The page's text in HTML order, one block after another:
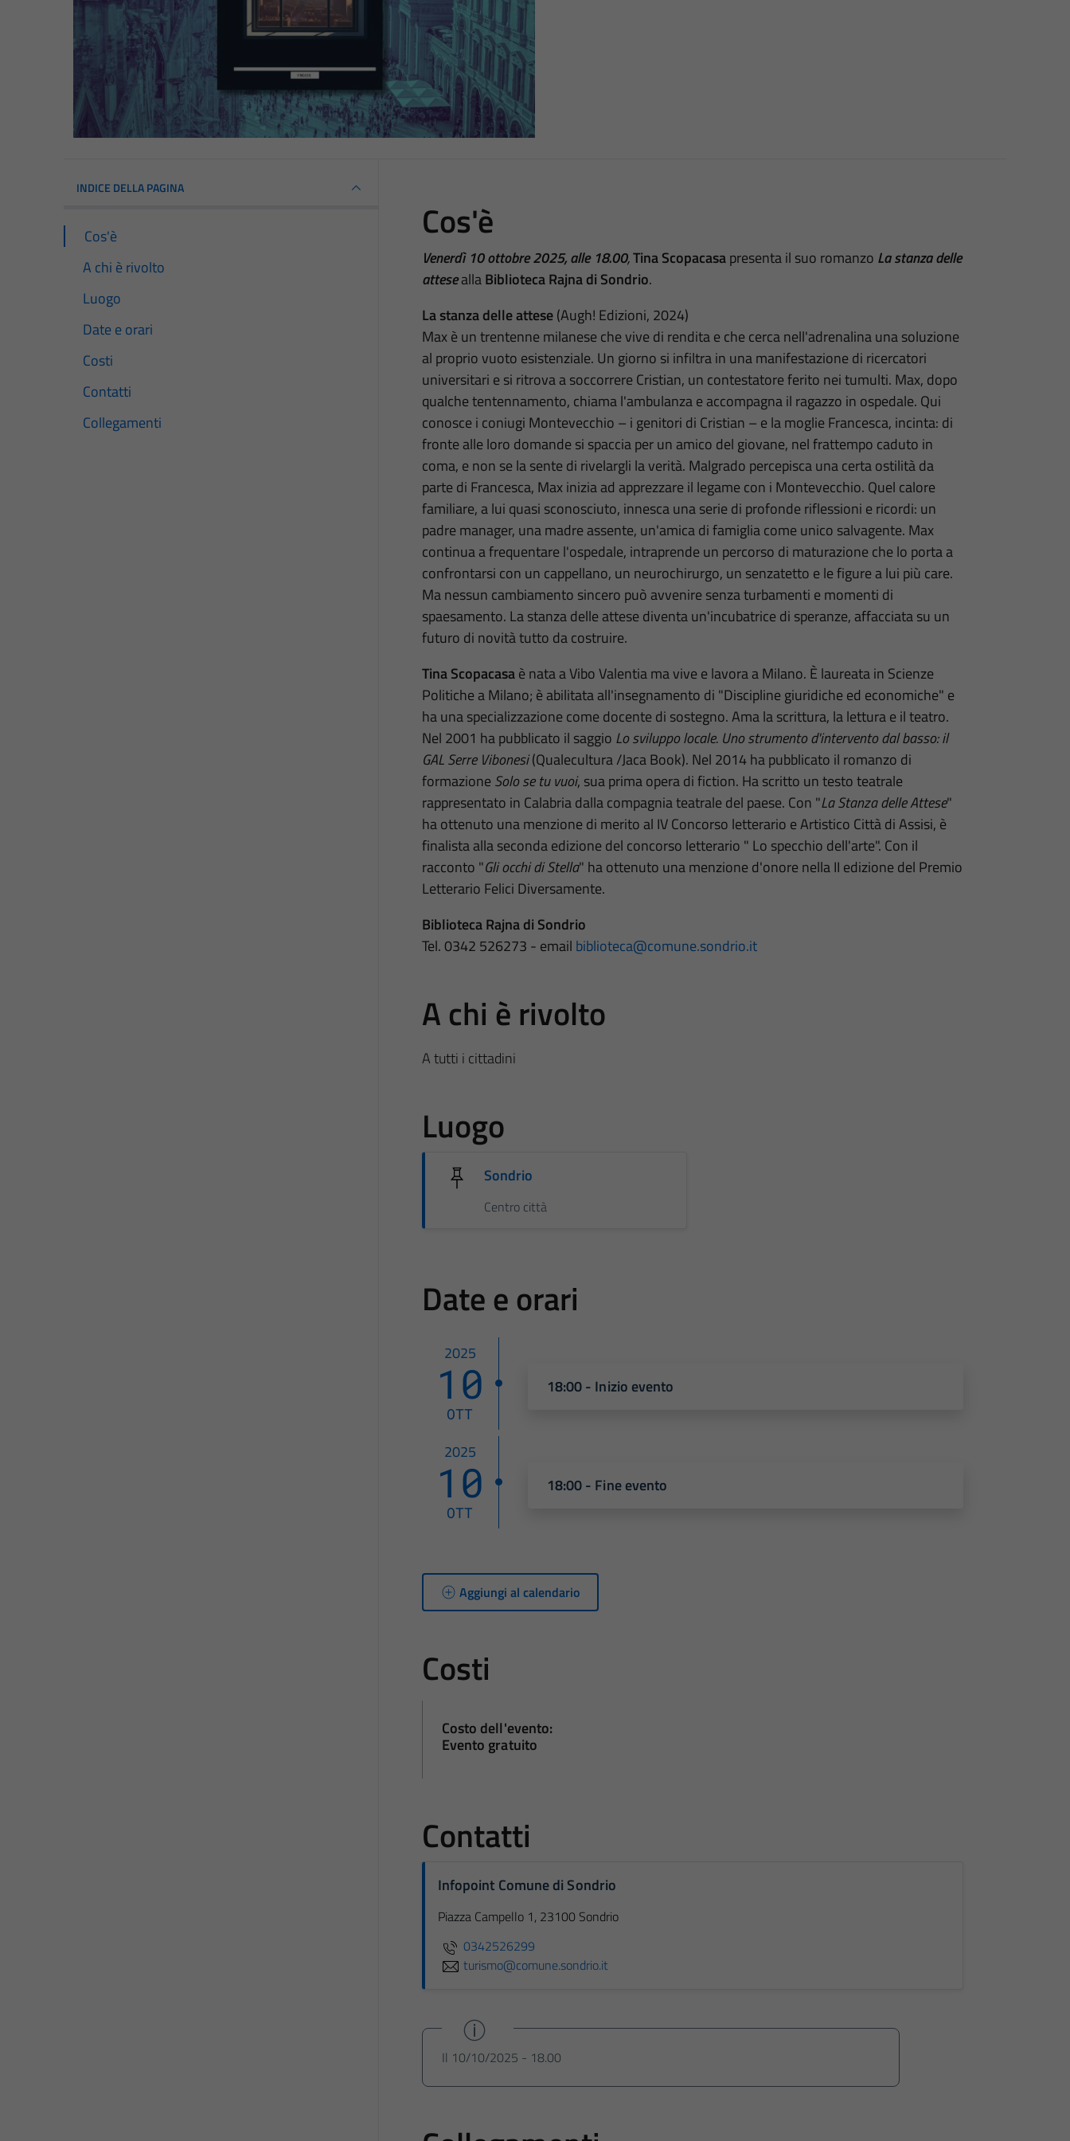
INDICE DELLA PAGINA
Cos'è
A chi è rivolto
Luogo
Date e orari
Costi
Contatti
Collegamenti
Cos'è
Venerdì 10 ottobre 2025, alle 18.00,Tina Scopacasapresenta il suo romanzo La stanza delle
atteseallaBiblioteca Rajna di Sondrio.
La stanza delle attese(Augh! Edizioni, 2024)
Max è un trentenne milanese che vive di rendita e che cerca nell'adrenalina una soluzione
al proprio vuoto esistenziale. Un giorno si infiltra in una manifestazione di ricercatori
universitari e si ritrova a soccorrere Cristian, un contestatore ferito nei tumulti. Max, dopo
qualche tentennamento, chiama l'ambulanza e accompagna il ragazzo in ospedale. Qui
conosce i coniugi Montevecchio – i genitori di Cristian – e la moglie Francesca, incinta: di
fronte alle loro domande si spaccia per un amico del giovane, nel frattempo caduto in
coma, e non se la sente di rivelargli la verità. Malgrado percepisca una certa ostilità da
parte di Francesca, Max inizia ad apprezzare il legame con i Montevecchio. Quel calore
familiare, a lui quasi sconosciuto, innesca una serie di profonde riflessioni e ricordi: un
padre manager, una madre assente, un'amica di famiglia come unico salvagente. Max
continua a frequentare l'ospedale, intraprende un percorso di maturazione che lo porta a
confrontarsi con un cappellano, un neurochirurgo, un senzatetto e le figure a lui più care.
Ma nessun cambiamento sincero può avvenire senza turbamenti e momenti di
spaesamento. La stanza delle attese diventa un'incubatrice di speranze, affacciata su un
futuro di novità tutto da costruire.
Tina Scopacasaè nata a Vibo Valentia ma vive e lavora a Milano. È laureata in Scienze
Politiche a Milano; è abilitata all'insegnamento di "Discipline giuridiche ed economiche" e
ha una specializzazione come docente di sostegno. Ama la scrittura, la lettura e il teatro.
Nel 2001 ha pubblicato il saggio Lo sviluppo locale. Uno strumento d'intervento dal basso: il
GAL Serre Vibonesi(Qualecultura /Jaca Book). Nel 2014 ha pubblicato il romanzo di
formazione Solo se tu vuoi, sua prima opera di fiction. Ha scritto un testo teatrale
rappresentato in Calabria dalla compagnia teatrale del paese. Con "La Stanza delle Attese"
ha ottenuto una menzione di merito al IV Concorso letterario e Artistico Città di Assisi, è
finalista alla seconda edizione del concorso letterario " Lo specchio dell'arte". Con il
racconto "Gli occhi di Stella" ha ottenuto una menzione d'onore nella II edizione del Premio
Letterario Felici Diversamente.
Biblioteca Rajna di Sondrio
Tel. 0342 526273 - email biblioteca@comune.sondrio.it
A chi è rivolto
A tutti i cittadini
Luogo
Sondrio
Centro città
Date e orari
2025
10
OTT
18:00 - Inizio evento
2025
10
OTT
18:00 - Fine evento
Aggiungi al calendario
Costi
Costo dell'evento:
Evento gratuito
Contatti
Infopoint Comune di Sondrio
Piazza Campello 1, 23100 Sondrio
0342526299
turismo@comune.sondrio.it
Il 10/10/2025 - 18.00